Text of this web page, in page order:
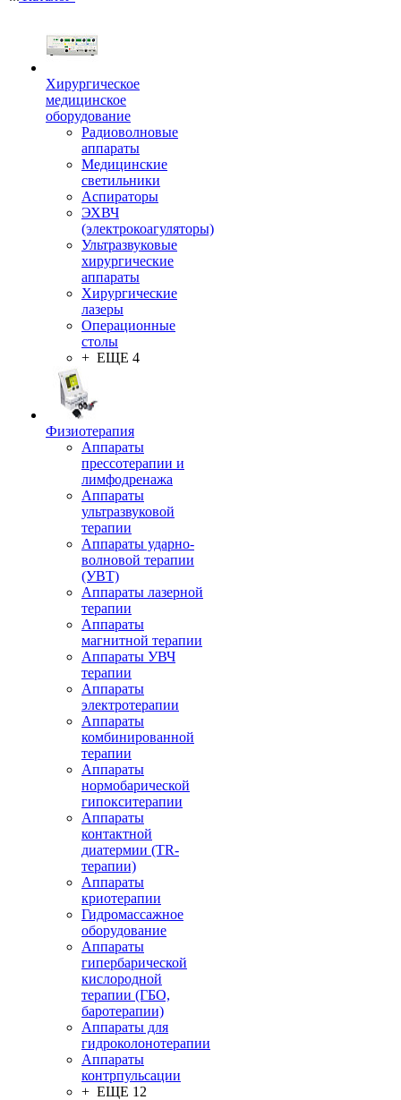
Хирургическое
медицинское
оборудование
Радиоволновые
аппараты
Медицинские
светильники
Аспираторы
ЭХВЧ
(электрокоагуляторы)
Ультразвуковые
хирургические
аппараты
Хирургические
лазеры
Операционные
столы
+ ЕЩЕ 4
Физиотерапия
Аппараты
прессотерапии и
лимфодренажа
Аппараты
ультразвуковой
терапии
Аппараты ударно-
волновой терапии
(УВТ)
Аппараты лазерной
терапии
Аппараты
магнитной терапии
Аппараты УВЧ
терапии
Аппараты
электротерапии
Аппараты
комбинированной
терапии
Аппараты
нормобарической
гипокситерапии
Аппараты
контактной
диатермии (TR-
терапии)
Аппараты
криотерапии
Гидромассажное
оборудование
Аппараты
гипербарической
кислородной
терапии (ГБО,
баротерапии)
Аппараты для
гидроколонотерапии
Аппараты
контрпульсации
+ ЕЩЕ 12